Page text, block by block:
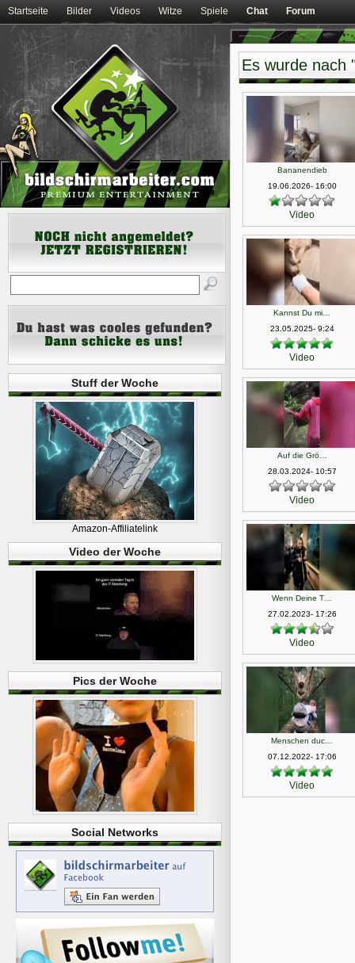
Startseite Bilder Videos Witze Spiele Chat Forum
Es wurde nach
Bananendieb
19.06.2026- 16:00
Video
Kannst Du mi…
23.05.2025- 9:24
Video
Auf die Grö…
28.03.2024- 10:57
Video
Wenn Deine T…
27.02.2023- 17:26
Video
Menschen duc…
07.12.2022- 17:06
Video
Stuff der Woche
Amazon-Affiliatelink
Video der Woche
Pics der Woche
Social Networks